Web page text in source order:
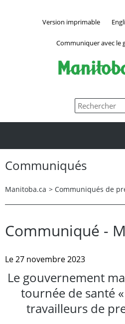
Version imprimable
Communiquer avec le
Communiqués
Manitoba.ca > Communiqués de
Communiqué -
Le 27 novembre 2023
Le gouvernement
tournée de santé
travailleurs de